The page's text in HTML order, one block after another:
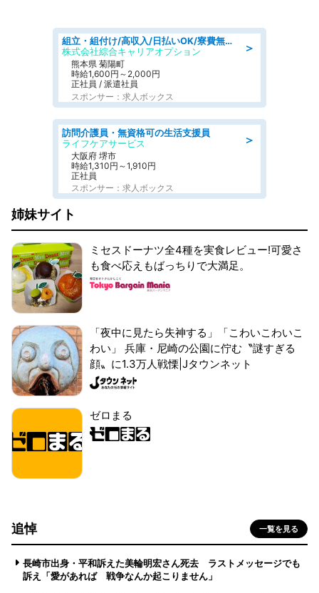
＞
組立・組付け/高収入/日払いOK/寮費無料/交替制/20・30・40代活躍中
株式会社綜合キャリアオプション
熊本県 菊陽町
時給1,600円～2,000円
正社員 / 派遣社員
スポンサー：求人ボックス
＞
訪問介護員・無資格可の生活支援員
ライフケアサービス
大阪府 堺市
時給1,310円～1,910円
正社員
スポンサー：求人ボックス
姉妹サイト
ミセスドーナツ全4種を実食レビュー!可愛さ
も食べ応えもばっちりで大満足。
「夜中に見たら失神する」「こわいこわいこ
わい」 兵庫・尼崎の公園に佇む〝謎すぎる
顔〟に1.3万人戦慄|Jタウンネット
ゼロまる
追悼 一覧を見る
長崎市出身・平和訴えた美輪明宏さん死去 ラストメッセージでも
訴え「愛があれば 戦争なんか起こりません」